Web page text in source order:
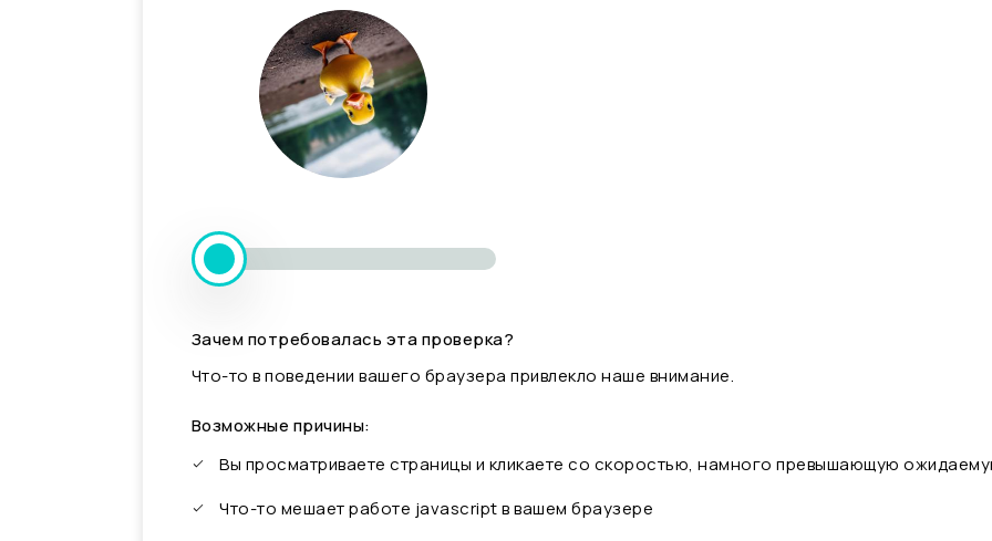
Зачем потребовалась эта проверка?
Что-то в поведении вашего браузера привлекло наше внимание.
Возможные причины:
Вы просматриваете страницы и кликаете со скоростью, намного превышающую
Что-то мешает работе javascript в вашем браузере